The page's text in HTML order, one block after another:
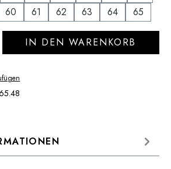
60 61 62 63 64 65
Gib den gewünschten
IN DEN WARENKORB